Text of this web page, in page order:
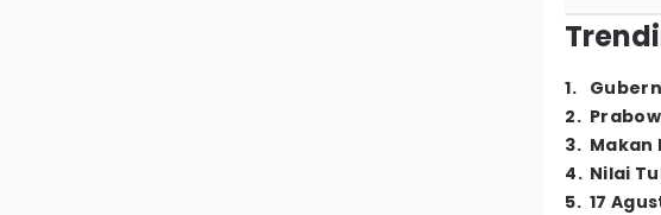
1.
2.
3. Makan
4. Nilai
5. 17